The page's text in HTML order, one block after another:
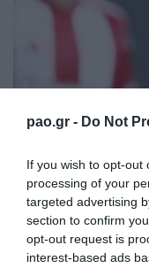
pao.gr - Do Not
If you wish to opt-out
processing of your
targeted advertising
section to confirm
opt-out request is
interest-based ads